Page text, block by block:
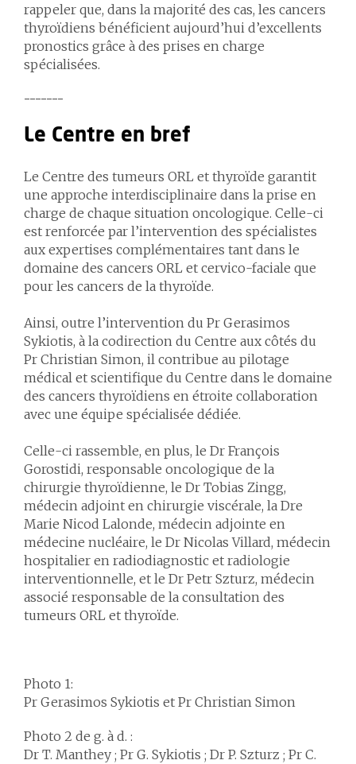
rappeler que, dans la majorité des cas, les cancers
thyroïdiens bénéficient aujourd’hui d’excellents
pronostics grâce à des prises en charge
spécialisées.
-------
Le Centre en bref
Le Centre des tumeurs ORL et thyroïde garantit
une approche interdisciplinaire dans la prise en
charge de chaque situation oncologique. Celle-ci
est renforcée par l’intervention des spécialistes
aux expertises complémentaires tant dans le
domaine des cancers ORL et cervico-faciale que
pour les cancers de la thyroïde.
Ainsi, outre l’intervention du Pr Gerasimos
Sykiotis, à la codirection du Centre aux côtés du
Pr Christian Simon, il contribue au pilotage
médical et scientifique du Centre dans le domaine
des cancers thyroïdiens en étroite collaboration
avec une équipe spécialisée dédiée.
Celle-ci rassemble, en plus, le Dr François
Gorostidi, responsable oncologique de la
chirurgie thyroïdienne, le Dr Tobias Zingg,
médecin adjoint en chirurgie viscérale, la Dre
Marie Nicod Lalonde, médecin adjointe en
médecine nucléaire, le Dr Nicolas Villard, médecin
hospitalier en radiodiagnostic et radiologie
interventionnelle, et le Dr Petr Szturz, médecin
associé responsable de la consultation des
tumeurs ORL et thyroïde.
Photo 1:
Pr Gerasimos Sykiotis et Pr Christian Simon
Photo 2 de g. à d. :
Dr T. Manthey ; Pr G. Sykiotis ; Dr P. Szturz ; Pr C.